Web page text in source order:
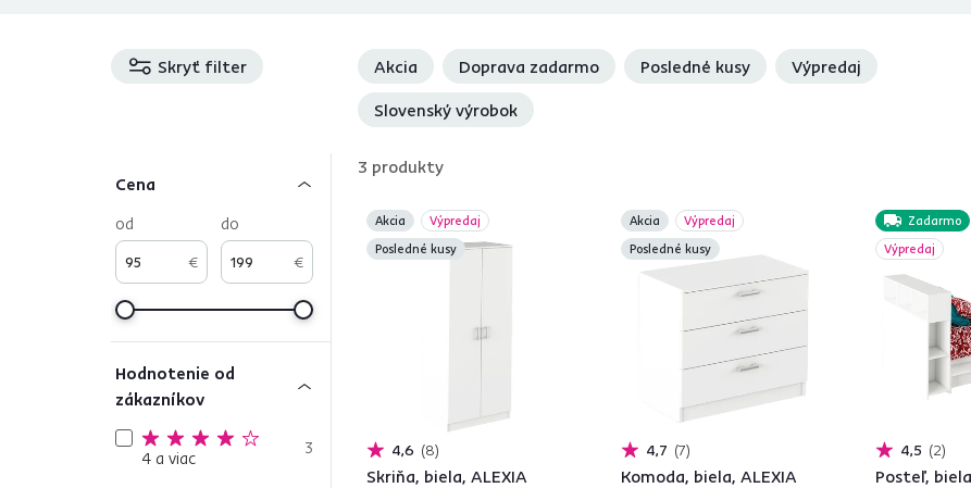
Skryť filter Akcia Doprava zadarmo Posledné kusy
Výpredaj
Slovenský výrobok
Cena
€
od
€
do
Hodnotenie od
zákazníkov
4 a viac 3
3 produkty
Akcia
Výpredaj
Posledné kusy
4,6 8
Skriňa, biela, ALEXIA
Akcia
Výpredaj
Posledné kusy
4,7 7
Komoda, biela, ALEXIA
Zadarmo
Výpredaj
4,5 2
Posteľ,